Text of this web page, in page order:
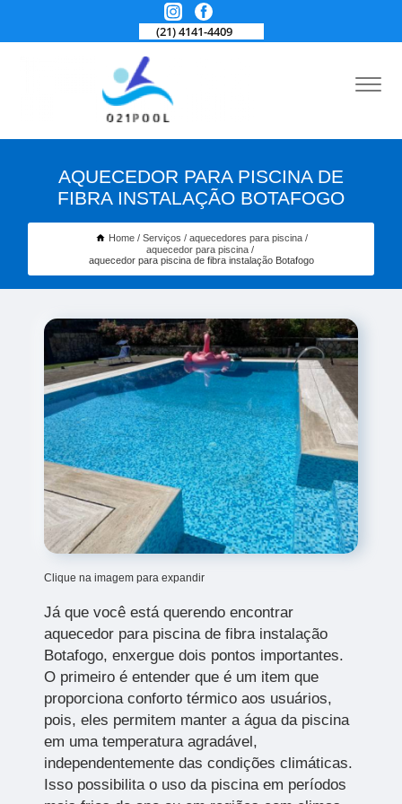
(21) 4141-4409
AQUECEDOR PARA PISCINA DE
FIBRA INSTALAÇÃO BOTAFOGO
Home Serviços
aquecedores para piscina
aquecedor para piscina
aquecedor para piscina de fibra instalação Botafogo
Clique na imagem para expandir
Já que você está querendo encontrar
aquecedor para piscina de fibra instalação
Botafogo, enxergue dois pontos importantes.
O primeiro é entender que é um item que
proporciona conforto térmico aos usuários,
pois, eles permitem manter a água da piscina
em uma temperatura agradável,
independentemente das condições climáticas.
Isso possibilita o uso da piscina em períodos